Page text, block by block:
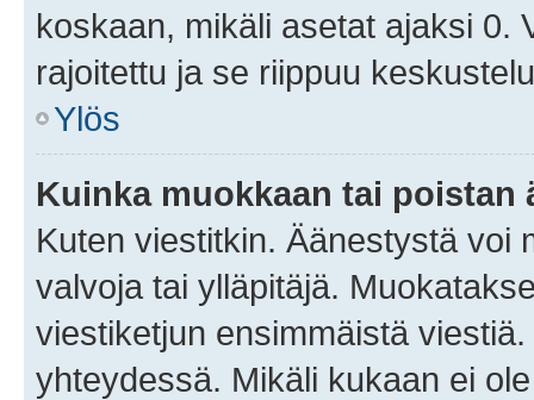
koskaan, mikäli asetat ajaksi 0.
rajoitettu ja se riippuu
Ylös
Kuinka muokkaan tai poistan
Kuten viestitkin. Äänestystä voi
valvoja tai ylläpitäjä.
viestiketjun ensimmäistä
yhteydessä. Mikäli kukaan ei